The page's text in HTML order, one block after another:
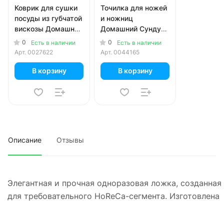
Коврик для сушки
посуды из губчатой
вискозы Домашний
Сундук 30х40 см
0
Есть в наличии
Арт. 0027622
В корзину
Точилка для ножей
и ножниц
Домашний Сундук
ДС-495 3 степени
заточки
0
Есть в наличии
Арт. 0044165
В корзину
Описание Отзывы
Элегантная и прочная одноразовая ложка, созданная
для требовательного HoReCa-сегмента. Изготовлена